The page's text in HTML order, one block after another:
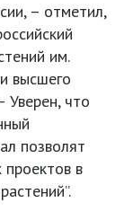
– отметил,
им.
высшего
что
позволят
в